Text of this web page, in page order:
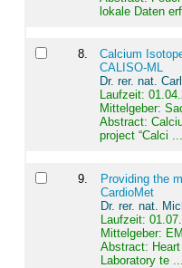
lokale Daten
8.
Calcium
CALISO-ML
Dr. rer. nat.
Laufzeit:
Mittelgeber:
Abstract:
project “Calci ...
9
Providing the
CardioMet
Dr. rer. nat.
Laufzeit:
Mittelgeber:
Abstract:
Laboratory te ...